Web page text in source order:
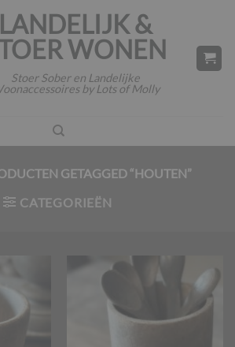
LANDELIJK &
WONEN
Stoer Sober en Landelijke
by Lots of Molly
GETAGGED “HOUTEN”
CATEGORIEËN